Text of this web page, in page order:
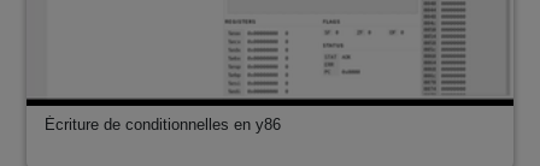
Écriture de conditionnelles en y86